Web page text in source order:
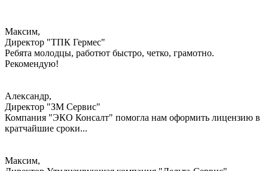
Максим,
Директор "ТПК Гермес"
Ребята молодцы, работют быстро, четко, грамотно.
Рекомендую!
Александр,
Директор "ЗМ Сервис"
Компания "ЭКО Консалт" помогла нам оформить лицензию в
кратчайшие сроки...
Максим,